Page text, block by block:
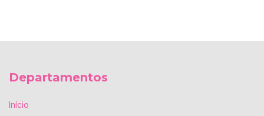
Departamentos
Início